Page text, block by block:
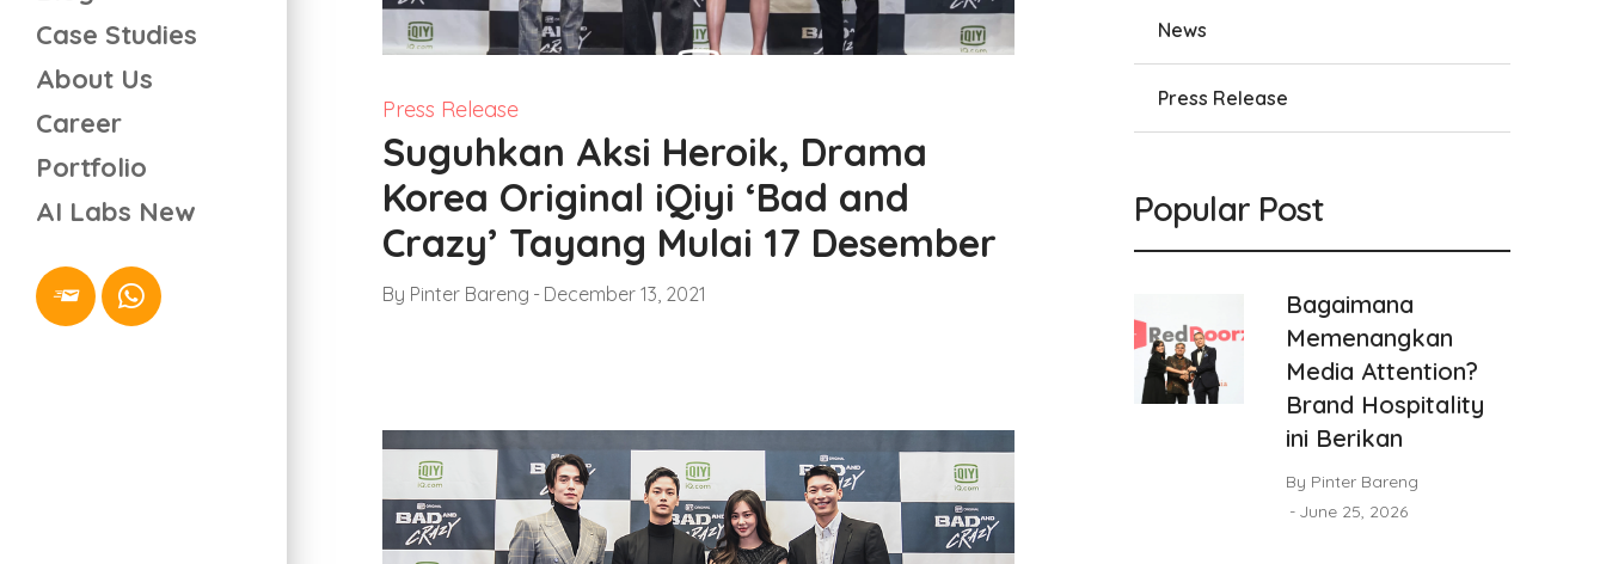
Case Studies
About Us
Career
Portfolio
AI Labs New
Press Release
Suguhkan Aksi Heroik, Drama
Korea Original iQiyi ‘Bad and
Crazy’ Tayang Mulai 17 Desember
By Pinter Bareng December 13, 2021
News
Press Release
Popular Post
Bagaimana
Memenangkan
Media Attention?
Brand Hospitality
ini Berikan
By Pinter Bareng
June 25, 2026